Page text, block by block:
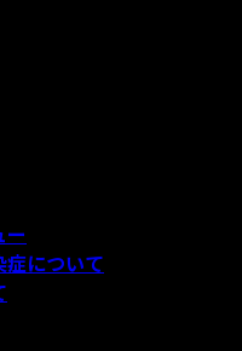
ー
について